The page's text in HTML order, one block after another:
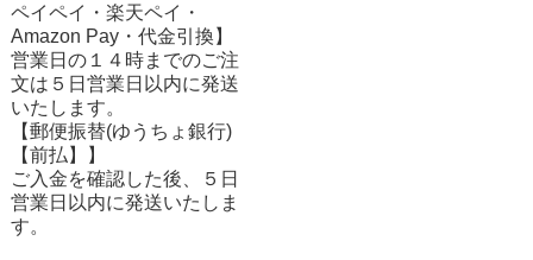
ペイペイ・楽天ペイ・
Amazon Pay・ 代金引換】
営業日の１４時までのご注
文は５日営業日以内に発送
いたします。
【郵便振替(ゆうちょ銀行)
【前払】】
ご入金を確認した後、５日
営業日以内に発送いたしま
す。